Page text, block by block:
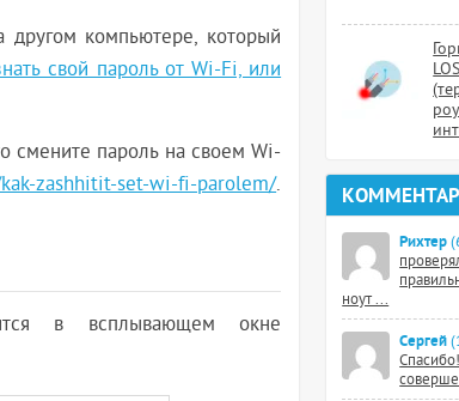
компьютере, который
свой пароль от Wi-Fi, или
смените пароль на своем Wi-
zashhitit-set-wi-fi-parolem/.
в всплывающем окне
Рихтер
ноут ...
Сергей